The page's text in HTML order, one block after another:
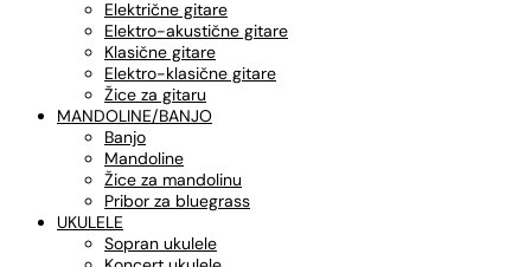
Električne gitare
Elektro-akustične gitare
Klasične gitare
Elektro-klasične gitare
Žice za gitaru
MANDOLINE/BANJO
Banjo
Mandoline
Žice za mandolinu
Pribor za bluegrass
UKULELE
Sopran ukulele